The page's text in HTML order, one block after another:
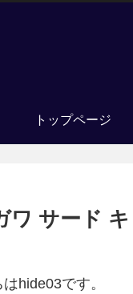
トップページ
ワ サード
hide03です。